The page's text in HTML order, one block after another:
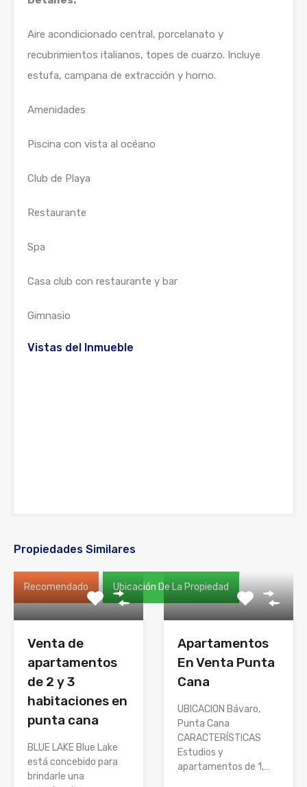
Aire acondicionado central, porcelanato y
recubrimientos italianos, topes de cuarzo. Incluye
estufa, campana de extracción y horno.
Amenidades
Piscina con vista al océano
Club de Playa
Restaurante
Spa
Casa club con restaurante y bar
Gimnasio
Vistas del Inmueble
Propiedades Similares
Recomendado Ubicación De La Propiedad
Venta de
apartamentos
de 2 y 3
habitaciones en
punta cana
BLUE LAKE Blue Lake
está concebido para
brindarle una
Apartamentos
En Venta Punta
Cana
UBICACION Bávaro,
Punta Cana
CARACTERÍSTICAS
Estudios y
apartamentos de 1,…